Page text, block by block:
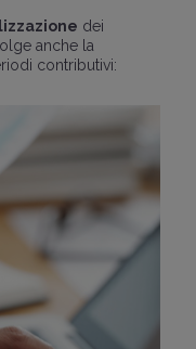
dei
anche la
contributivi: